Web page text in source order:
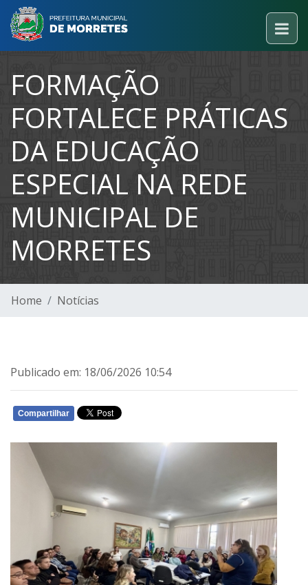
FORMAÇÃO
FORTALECE PRÁTICAS
DA EDUCAÇÃO
ESPECIAL NA REDE
MUNICIPAL DE
MORRETES
Home Notícias
Publicado em: 18/06/2026 10:54
Compartilhar